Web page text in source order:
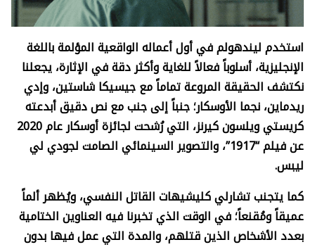
استخدم ليندهولم في أول أعماله الواقعية المؤلمة باللغة
الإنجليزية، أسلوباً فعالاً للغاية وأكثر دقة في الإثارة، يجعلنا
نكتشف الحقيقة المروعة تماماً مع جيسيكا شاستين، وإدي
ريدماين، نجما الأوسكار؛ جنباً إلى جنب مع نص دقيق أبدعته
كريستي ويلسون كيرنز، التي رُشحت لجائزة أوسكار عام 2020
عن فيلم “1917”، والتصوير السينمائي الصامت لجودي لي
ليبس.
كما يتجنب تشارلي كليشيهات القاتل النفسي، ويُظهر ألماً
عميقاً ومُقنعاً؛ في الوقت الذي تخبرنا فيه العناوين الختامية
بعدد الأشخاص الذين قتلهم، والمدة التي عمل فيها بدون